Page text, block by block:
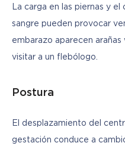
La carga en las piernas y
sangre pueden provocar
embarazo aparecen
visitar a un flebólogo.
Postura
El desplazamiento del
gestación conduce a